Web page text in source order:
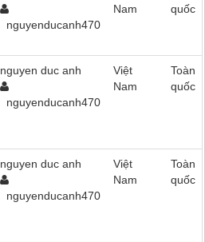
nguyenducanh470
Nam
quốc
nguyen duc anh
nguyenducanh470
Việt
Nam
Toàn
quốc
nguyen duc anh
nguyenducanh470
Việt
Nam
Toàn
quốc